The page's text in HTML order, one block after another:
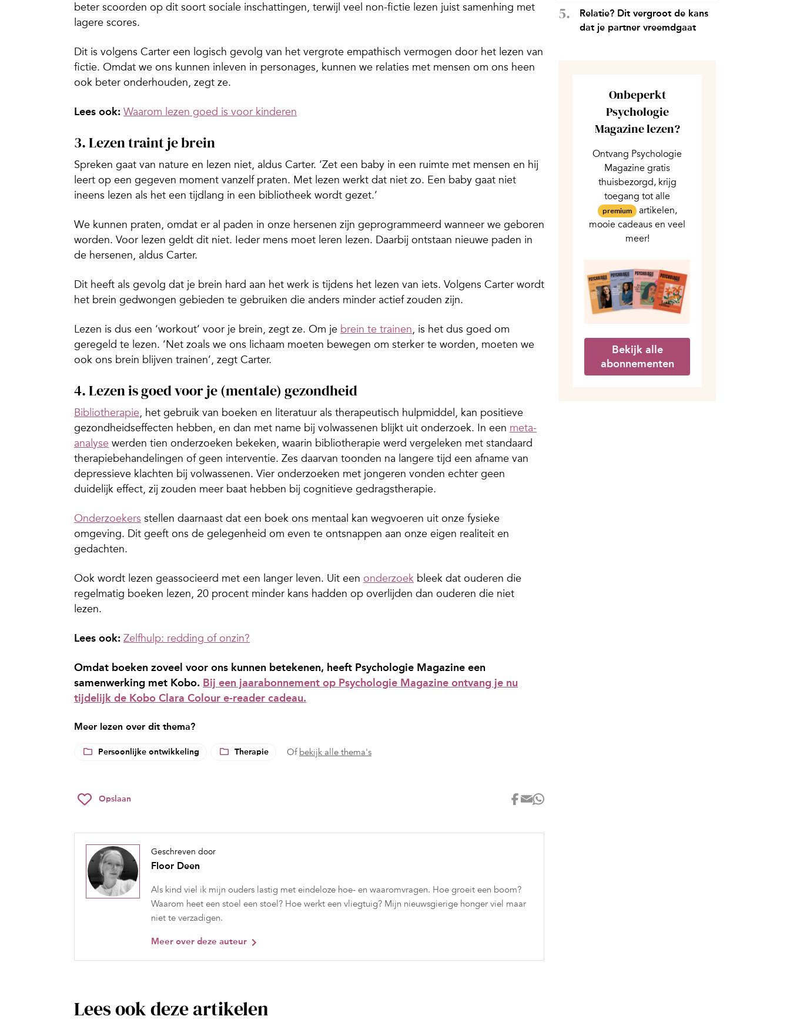
beter scoorden op dit soort sociale inschattingen, terwijl veel non-fictie lezen juist samenhing met
lagere scores.
Dit is volgens Carter een logisch gevolg van het vergrote empathisch vermogen door het lezen van
fictie. Omdat we ons kunnen inleven in personages, kunnen we relaties met mensen om ons heen
ook beter onderhouden, zegt ze.
Lees ook: Waarom lezen goed is voor kinderen
3. Lezen traint je brein
Spreken gaat van nature en lezen niet, aldus Carter. ‘Zet een baby in een ruimte met mensen en hij
leert op een gegeven moment vanzelf praten. Met lezen werkt dat niet zo. Een baby gaat niet
ineens lezen als het een tijdlang in een bibliotheek wordt gezet.’
We kunnen praten, omdat er al paden in onze hersenen zijn geprogrammeerd wanneer we geboren
worden. Voor lezen geldt dit niet. Ieder mens moet leren lezen. Daarbij ontstaan nieuwe paden in
de hersenen, aldus Carter.
Dit heeft als gevolg dat je brein hard aan het werk is tijdens het lezen van iets. Volgens Carter wordt
het brein gedwongen gebieden te gebruiken die anders minder actief zouden zijn.
Lezen is dus een ‘workout’ voor je brein, zegt ze. Om je brein te trainen, is het dus goed om
geregeld te lezen. ‘Net zoals we ons lichaam moeten bewegen om sterker te worden, moeten we
ook ons brein blijven trainen’, zegt Carter.
4. Lezen is goed voor je (mentale) gezondheid
Bibliotherapie, het gebruik van boeken en literatuur als therapeutisch hulpmiddel, kan positieve
gezondheidseffecten hebben, en dan met name bij volwassenen blijkt uit onderzoek. In een meta-
analyse werden tien onderzoeken bekeken, waarin bibliotherapie werd vergeleken met standaard
therapiebehandelingen of geen interventie. Zes daarvan toonden na langere tijd een afname van
depressieve klachten bij volwassenen. Vier onderzoeken met jongeren vonden echter geen
duidelijk effect, zij zouden meer baat hebben bij cognitieve gedragstherapie.
Onderzoekers stellen daarnaast dat een boek ons mentaal kan wegvoeren uit onze fysieke
omgeving. Dit geeft ons de gelegenheid om even te ontsnappen aan onze eigen realiteit en
gedachten.
Ook wordt lezen geassocieerd met een langer leven. Uit een onderzoek bleek dat ouderen die
regelmatig boeken lezen, 20 procent minder kans hadden op overlijden dan ouderen die niet
lezen.
Lees ook: Zelfhulp: redding of onzin?
Omdat boeken zoveel voor ons kunnen betekenen, heeft Psychologie Magazine een
samenwerking met Kobo. Bij een jaarabonnement op Psychologie Magazine ontvang je nu
tijdelijk de Kobo Clara Colour e-reader cadeau.
Meer lezen over dit thema?
Persoonlijke ontwikkeling Therapie Of bekijk alle thema's
Opslaan
Geschreven door
Floor Deen
Als kind viel ik mijn ouders lastig met eindeloze hoe- en waaromvragen. Hoe groeit een boom?
Waarom heet een stoel een stoel? Hoe werkt een vliegtuig? Mijn nieuwsgierige honger viel maar
niet te verzadigen.
Meer over deze auteur
Relatie? Dit vergroot de kans
dat je partner vreemdgaat
Onbeperkt
Psychologie
Magazine lezen?
Ontvang Psychologie
Magazine gratis
thuisbezorgd, krijg
toegang tot alle
premium artikelen,
mooie cadeaus en veel
meer!
Bekijk alle
abonnementen
Lees ook deze artikelen